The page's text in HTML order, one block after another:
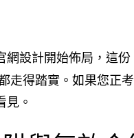
網設計開始佈局，這份
走得踏實。如果您正
見。